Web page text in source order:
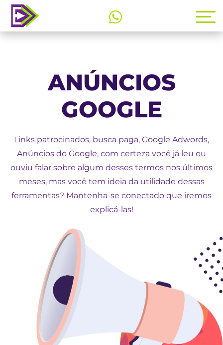
ANÚNCIOS
GOOGLE
Links patrocinados, busca paga, Google Adwords,
Anúncios do Google, com certeza você já leu ou
ouviu falar sobre algum desses termos nos últimos
meses, mas você tem ideia da utilidade dessas
ferramentas? Mantenha-se conectado que iremos
explicá-las!